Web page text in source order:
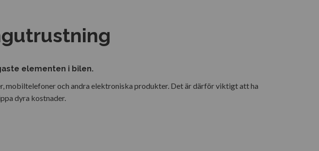
elementen i bilen.
mobiltelefoner och andra elektroniska produkter. Det är därför viktigt att ha
dyra kostnader.